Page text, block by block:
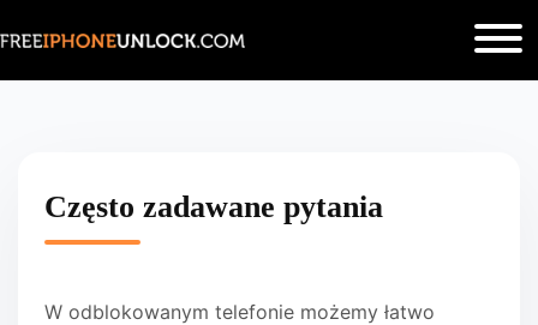
Często zadawane pytania
W odblokowanym telefonie możemy łatwo